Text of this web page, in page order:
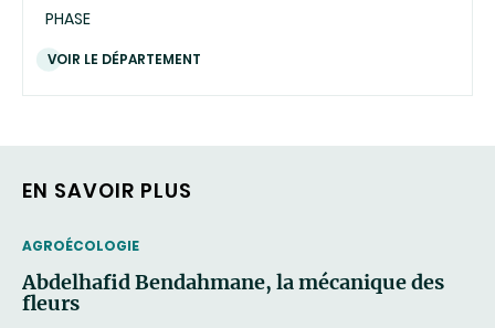
PHASE
VOIR LE DÉPARTEMENT
EN SAVOIR PLUS
THEMATIC
AGROÉCOLOGIE
Abdelhafid Bendahmane, la mécanique des
fleurs